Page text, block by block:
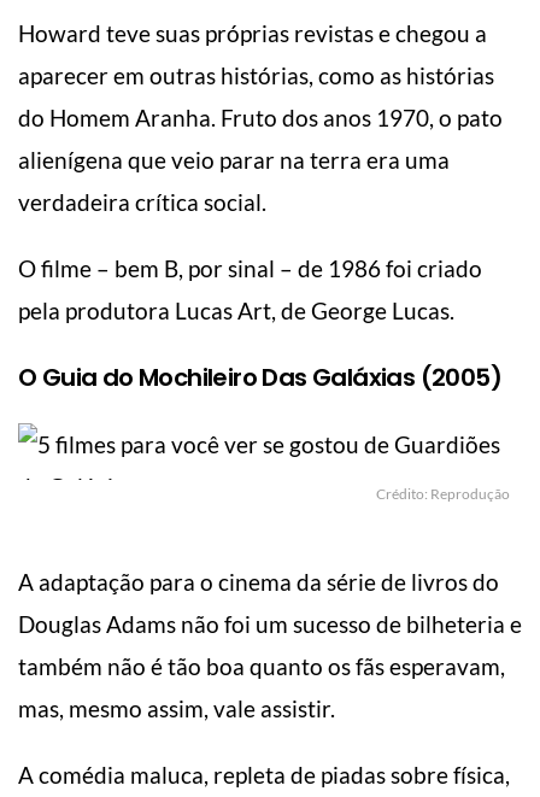
Howard teve suas próprias revistas e chegou a
aparecer em outras histórias, como as histórias
do Homem Aranha. Fruto dos anos 1970, o pato
alienígena que veio parar na terra era uma
verdadeira crítica social.
O filme – bem B, por sinal – de 1986 foi criado
pela produtora Lucas Art, de George Lucas.
O Guia do Mochileiro Das Galáxias (2005)
Crédito: Reprodução
A adaptação para o cinema da série de livros do
Douglas Adams não foi um sucesso de bilheteria e
também não é tão boa quanto os fãs esperavam,
mas, mesmo assim, vale assistir.
A comédia maluca, repleta de piadas sobre física,